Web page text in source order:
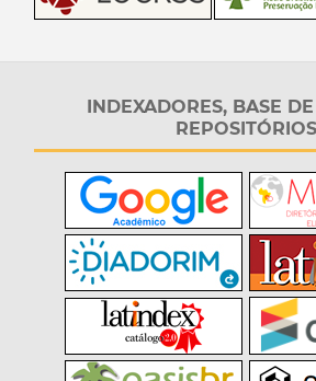
INDEXADORES, BASE
REPOSITÓRIOS